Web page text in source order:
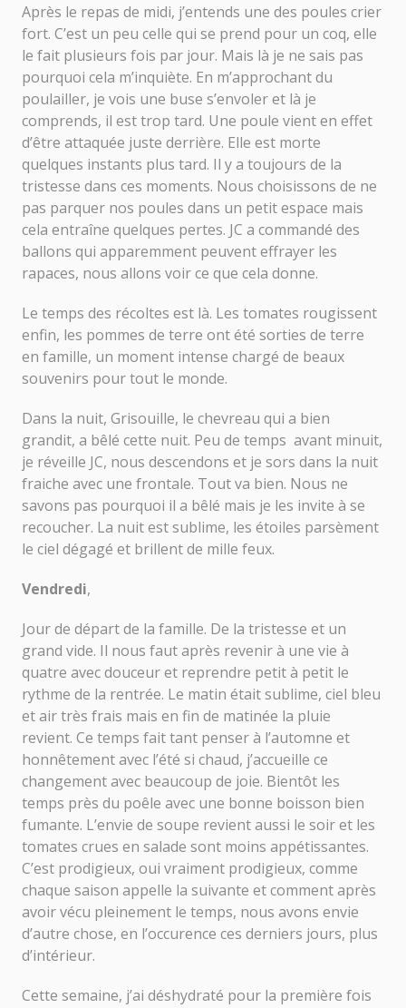
Après le repas de midi, j’entends une des poules crier
fort. C’est un peu celle qui se prend pour un coq, elle
le fait plusieurs fois par jour. Mais là je ne sais pas
pourquoi cela m’inquiète. En m’approchant du
poulailler, je vois une buse s’envoler et là je
comprends, il est trop tard. Une poule vient en effet
d’être attaquée juste derrière. Elle est morte
quelques instants plus tard. Il y a toujours de la
tristesse dans ces moments. Nous choisissons de ne
pas parquer nos poules dans un petit espace mais
cela entraîne quelques pertes. JC a commandé des
ballons qui apparemment peuvent effrayer les
rapaces, nous allons voir ce que cela donne.
Le temps des récoltes est là. Les tomates rougissent
enfin, les pommes de terre ont été sorties de terre
en famille, un moment intense chargé de beaux
souvenirs pour tout le monde.
Dans la nuit, Grisouille, le chevreau qui a bien
grandit, a bêlé cette nuit. Peu de temps avant minuit,
je réveille JC, nous descendons et je sors dans la nuit
fraiche avec une frontale. Tout va bien. Nous ne
savons pas pourquoi il a bêlé mais je les invite à se
recoucher. La nuit est sublime, les étoiles parsèment
le ciel dégagé et brillent de mille feux.
Vendredi,
Jour de départ de la famille. De la tristesse et un
grand vide. Il nous faut après revenir à une vie à
quatre avec douceur et reprendre petit à petit le
rythme de la rentrée. Le matin était sublime, ciel bleu
et air très frais mais en fin de matinée la pluie
revient. Ce temps fait tant penser à l’automne et
honnêtement avec l’été si chaud, j’accueille ce
changement avec beaucoup de joie. Bientôt les
temps près du poêle avec une bonne boisson bien
fumante. L’envie de soupe revient aussi le soir et les
tomates crues en salade sont moins appétissantes.
C’est prodigieux, oui vraiment prodigieux, comme
chaque saison appelle la suivante et comment après
avoir vécu pleinement le temps, nous avons envie
d’autre chose, en l’occurence ces derniers jours, plus
d’intérieur.
Cette semaine, j’ai déshydraté pour la première fois